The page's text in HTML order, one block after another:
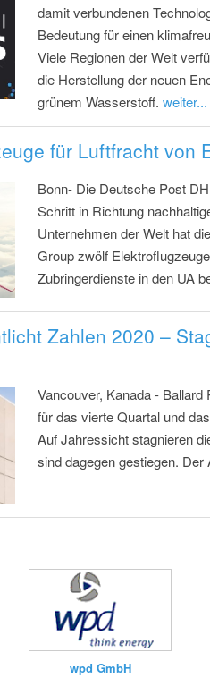
damit verbundenen
Bedeutung für einen
Viele Regionen der Welt
die Herstellung der neuen
grünem Wasserstoff. weiter...
für Luftfracht von
Bonn- Die Deutsche Post
Schritt in Richtung
Unternehmen der Welt hat
Group zwölf
Zubringerdienste in den UA
Zahlen 2020 –
Vancouver, Kanada -
für das vierte Quartal und
Auf Jahressicht stagnieren
sind dagegen gestiegen. Der
wpd GmbH